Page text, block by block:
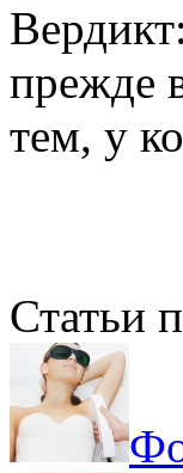
прежде
тем, у
Статьи